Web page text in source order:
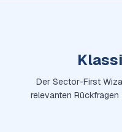
Der Sector-First
relevanten